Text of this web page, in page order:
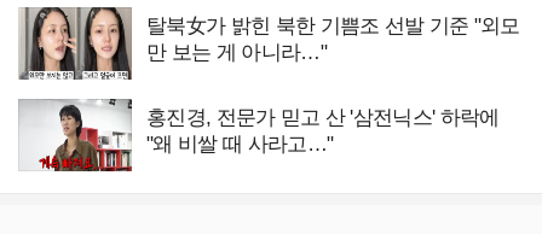
탈북女가 밝힌 북한 기쁨조 선발 기준 "외모
만 보는 게 아니라…"
홍진경, 전문가 믿고 산 '삼전닉스' 하락에
"왜 비쌀 때 사라고…"